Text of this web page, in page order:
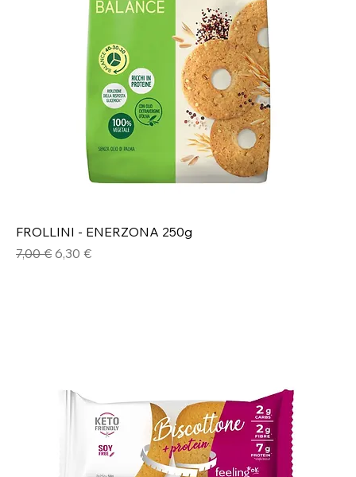
FROLLINI - ENERZONA 250g
Prezzo regolare
7,00 € Prezzo scontato
6,30 €